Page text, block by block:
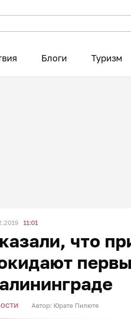
Блоги Туризм
11:01
что
Автор: Юрате Пилюте